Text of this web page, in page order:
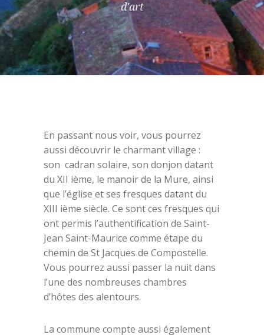
d'art
En passant nous voir, vous pourrez
aussi découvrir le charmant village :
son cadran solaire, son donjon datant
du XII ième, le manoir de la Mure, ainsi
que l’église et ses fresques datant du
XIII ième siècle. Ce sont ces fresques qui
ont permis l’authentification de Saint-
Jean Saint-Maurice comme étape du
chemin de St Jacques de Compostelle.
Vous pourrez aussi passer la nuit dans
l’une des nombreuses chambres
d’hôtes des alentours.
La commune compte aussi également